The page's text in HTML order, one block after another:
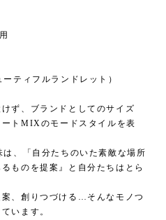
ティフルランドレット）
ず、ブランドとしてのサイズ
トMIXのモードスタイルを表
、「自分たちのいた素敵な場所
ものを提案』と自分たちはとら
、創りつづける…そんなモノつ
います。